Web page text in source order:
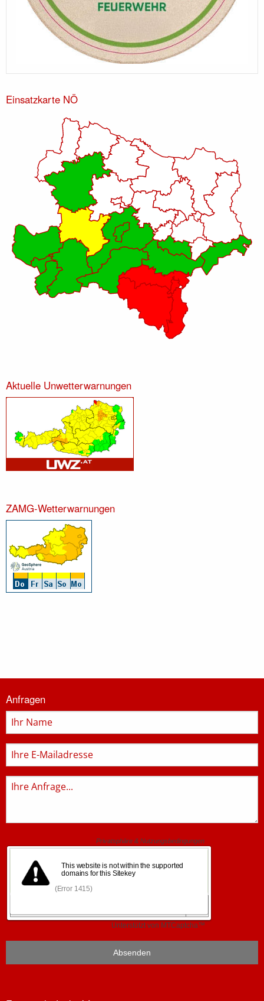
Einsatzkarte NÖ
Aktuelle Unwetterwarnungen
ZAMG-Wetterwarnungen
zur
Feuerwehr
Anfragen
Name
E-
Mail
Anfrage